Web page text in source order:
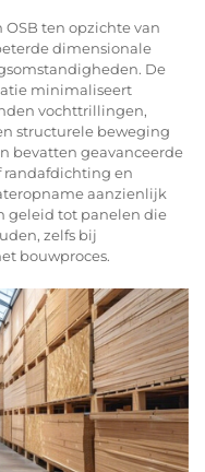
ten opzichte van
dimensionale
De
minimaliseert
vochttrillingen,
structurele beweging
bevatten geavanceerde
randafdichting en
aanzienlijk
geleid tot panelen die
zelfs bij
bouwproces.